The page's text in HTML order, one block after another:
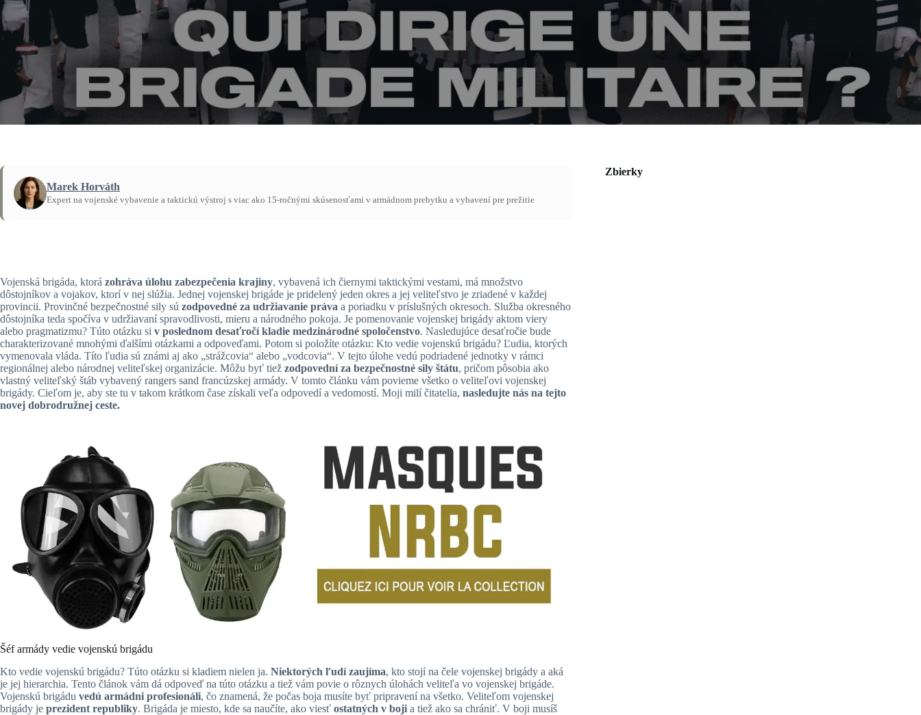
Marek Horváth
Expert na vojenské vybavenie a taktickú výstroj s viac ako 15-ročnými skúsenosťami v armádnom prebytku a vybavení pre prežitie
Vojenská brigáda, ktorá zohráva úlohu zabezpečenia krajiny, vybavená ich čiernymi taktickými vestami, má množstvo
dôstojníkov a vojakov, ktorí v nej slúžia. Jednej vojenskej brigáde je pridelený jeden okres a jej veliteľstvo je zriadené v každej
provincii. Provinčné bezpečnostné sily sú zodpovedné za udržiavanie práva a poriadku v príslušných okresoch. Služba okresného
dôstojníka teda spočíva v udržiavaní spravodlivosti, mieru a národného pokoja. Je pomenovanie vojenskej brigády aktom viery
alebo pragmatizmu? Túto otázku si v poslednom desaťročí kladie medzinárodné spoločenstvo. Nasledujúce desaťročie bude
charakterizované mnohými ďalšími otázkami a odpoveďami. Potom si položíte otázku: Kto vedie vojenskú brigádu? Ľudia, ktorých
vymenovala vláda. Títo ľudia sú známi aj ako „strážcovia“ alebo „vodcovia“. V tejto úlohe vedú podriadené jednotky v rámci
regionálnej alebo národnej veliteľskej organizácie. Môžu byť tiež zodpovední za bezpečnostné sily štátu, pričom pôsobia ako
vlastný veliteľský štáb vybavený rangers sand francúzskej armády. V tomto článku vám povieme všetko o veliteľovi vojenskej
brigády. Cieľom je, aby ste tu v takom krátkom čase získali veľa odpovedí a vedomostí. Moji milí čitatelia, nasledujte nás na tejto
novej dobrodružnej ceste.
Šéf armády vedie vojenskú brigádu
Kto vedie vojenskú brigádu? Túto otázku si kladiem nielen ja. Niektorých ľudí zaujíma, kto stojí na čele vojenskej brigády a aká
je jej hierarchia. Tento článok vám dá odpoveď na túto otázku a tiež vám povie o rôznych úlohách veliteľa vo vojenskej brigáde.
Vojenskú brigádu vedú armádni profesionáli, čo znamená, že počas boja musíte byť pripravení na všetko. Veliteľom vojenskej
brigády je prezident republiky. Brigáda je miesto, kde sa naučíte, ako viesť ostatných v boji a tiež ako sa chrániť. V boji musíš
Zbierky